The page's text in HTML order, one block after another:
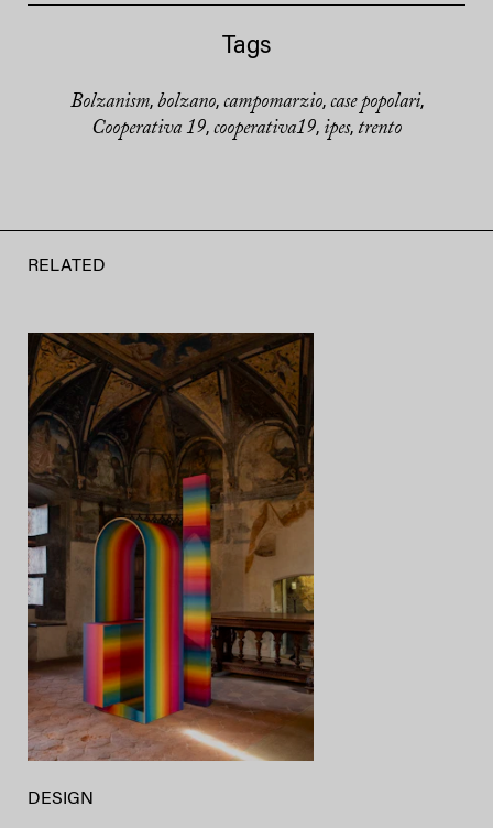
Tags
Bolzanism, bolzano, campomarzio, case popolari,
Cooperativa 19, cooperativa19, ipes, trento
RELATED
DESIGN